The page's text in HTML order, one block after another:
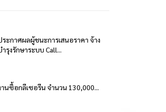
ระกาศผลผู้ชนะการเสนอราคา จ้าง
ำรุงรักษาระบบ Call...
านซื้อกลีเซอรีน จำนวน 130,000...